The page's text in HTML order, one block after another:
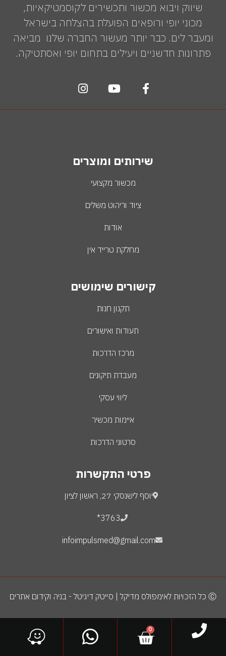
שיווק ויבוא מכשור ותכשירים לקוסמטיקאיות,
מכוני יופי ורופאים הפועלת בהצלחה בישראל
ומעבר לים. כבר יותר מעשור החברה שלנו מביאה
פתרונות חדשניים ויעילים בתחום יופי ואסתטיקה.
שירותים ומוצרים
מכשור מקצועי
ציוד וריהוט משלים
אודות
מחלקת טרייד אין
קישורים שימושים
תקנון חנות
תעודות ואישורים
מרכז הדרכות
מעבדת תיקונים
ליווי עסקי
איימות מכשיר
סרטוני הדרכות
פרטי התקשרות
יוסף לישנסקי 27, ראשון לציון
3763*
infoimpulsmed@gmail.com
Ⓒ כל הזכויות לאימפולס מדיקל | סייטק דיגיטל - בניה וקידום אתרים
0